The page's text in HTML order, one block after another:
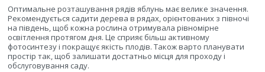
Оптимальне розташування рядів яблунь має велике значення.
Рекомендується садити дерева в рядах, орієнтованих з півночі
на південь, щоб кожна рослина отримувала рівномірне
освітлення протягом дня. Це сприяє більш активному
фотосинтезу і покращує якість плодів. Також варто планувати
простір так, щоб залишати достатньо місця для проходу і
обслуговування саду.